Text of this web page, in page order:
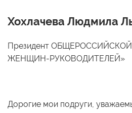
Хохлачева Людмила
Президент
ЖЕНЩИН-РУКОВОДИТЕЛЕЙ»
Дорогие мои подруги,